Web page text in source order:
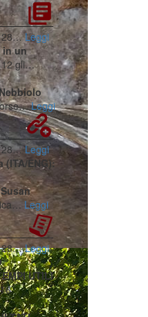
28…Leggi
in un
gli…
Leggi
28…Leggi
(ITA/ENG):
Leggi
28…Leggi
UTILI